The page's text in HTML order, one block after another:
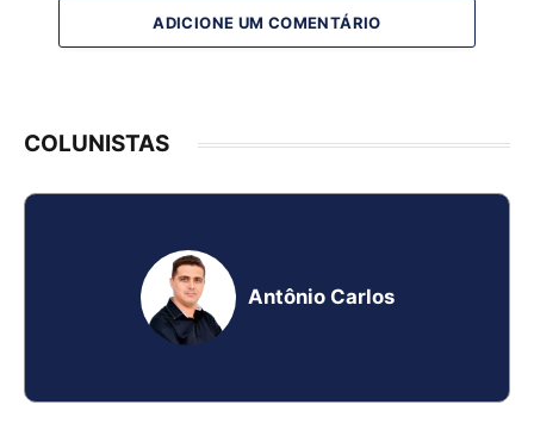
ADICIONE UM COMENTÁRIO
COLUNISTAS
Antônio Carlos